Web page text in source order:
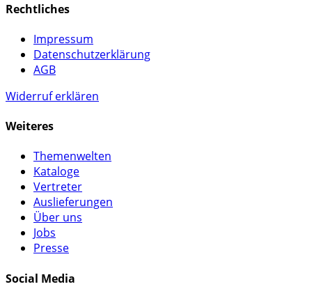
Rechtliches
Impressum
Datenschutzerklärung
AGB
Widerruf erklären
Weiteres
Themenwelten
Kataloge
Vertreter
Auslieferungen
Über uns
Jobs
Presse
Social Media